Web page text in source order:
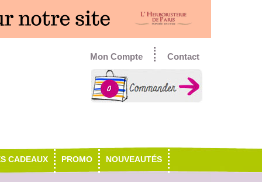
Contact
Mon Compte
0
CADEAUX PROMO NOUVEAUTÉS